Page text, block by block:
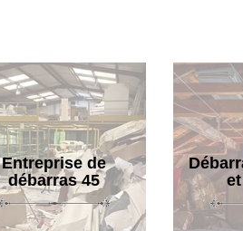
Entreprise de
débarras 45